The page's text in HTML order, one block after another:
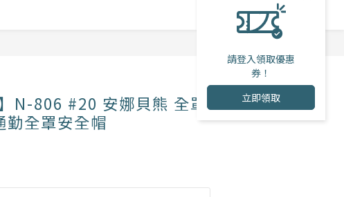
請登入領取優惠
券！
立即領取
N-806 #20 安娜貝熊 全罩
勤全罩安全帽